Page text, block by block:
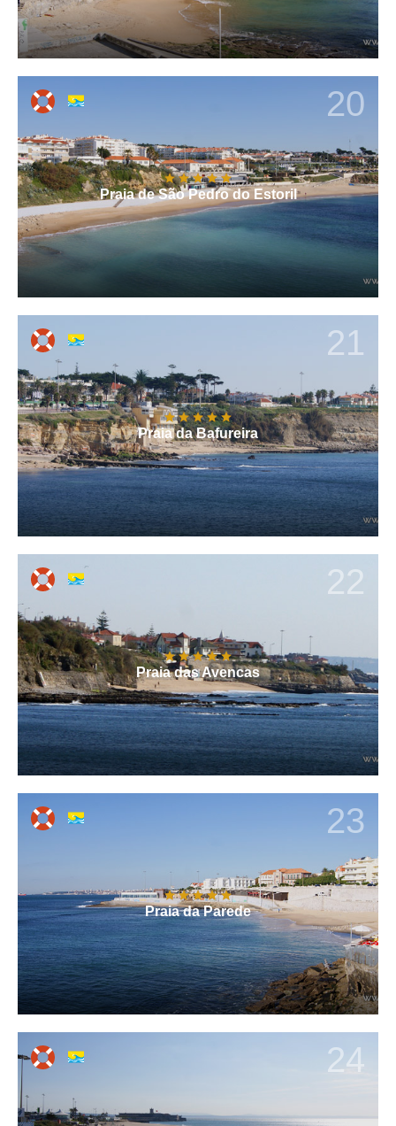
20
Praia de São Pedro do Estoril
21
Praia da Bafureira
22
Praia das Avencas
23
Praia da Parede
24